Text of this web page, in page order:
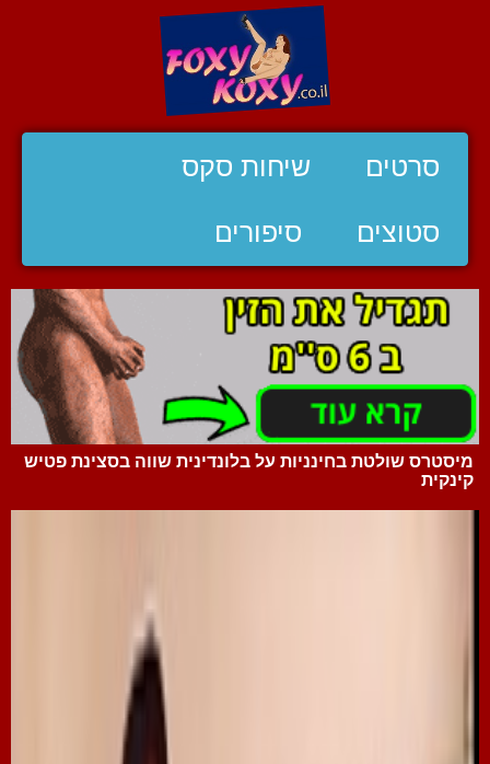
סרטים שיחות סקס
סטוצים סיפורים
מיסטרס שולטת בחינניות על בלונדינית שווה בסצינת פטיש
קינקית